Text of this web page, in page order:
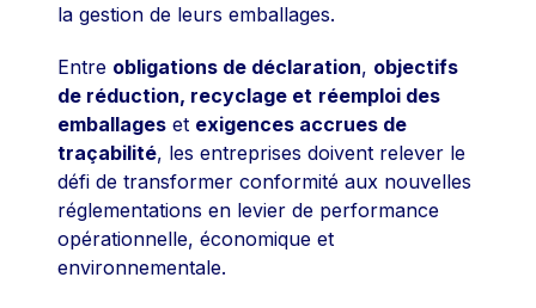
la gestion de leurs emballages.
Entre obligations de déclaration, objectifs
de réduction, recyclage et réemploi des
emballages et exigences accrues de
traçabilité, les entreprises doivent relever le
défi de transformer conformité aux nouvelles
réglementations en levier de performance
opérationnelle, économique et
environnementale.